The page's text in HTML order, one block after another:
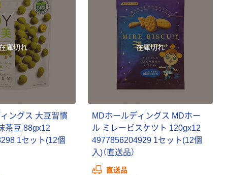
庫切れ
ングス 大豆習慣
茶豆 88gx12
1セット(12個
在庫切れ
MDホールディングス MDホー
ル ミレービスケツト 120gx12
4977856204929 1セット(12個
入)（直送品）
直送品